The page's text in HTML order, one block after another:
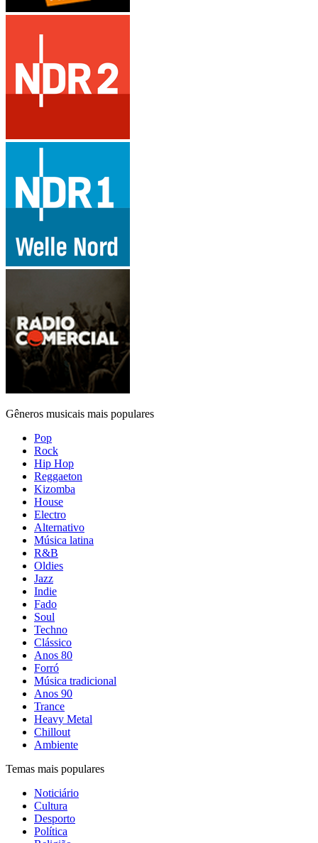
Gêneros musicais mais populares
Pop
Rock
Hip Hop
Reggaeton
Kizomba
House
Electro
Alternativo
Música latina
R&B
Oldies
Jazz
Indie
Fado
Soul
Techno
Clássico
Anos 80
Forró
Música tradicional
Anos 90
Trance
Heavy Metal
Chillout
Ambiente
Temas mais populares
Noticiário
Cultura
Desporto
Política